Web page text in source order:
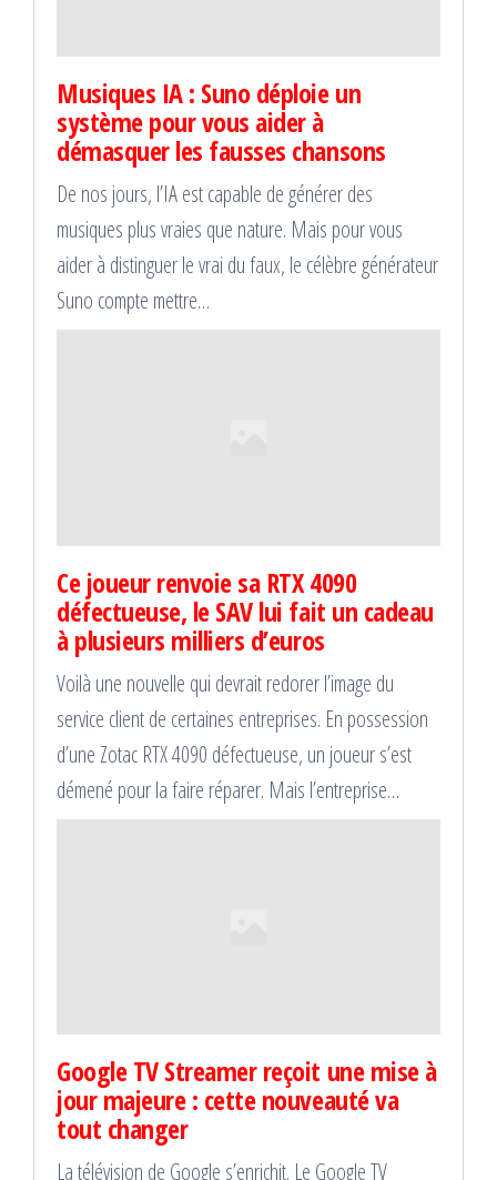
Musiques IA : Suno déploie un
système pour vous aider à
démasquer les fausses chansons
De nos jours, l’IA est capable de générer des
musiques plus vraies que nature. Mais pour vous
aider à distinguer le vrai du faux, le célèbre générateur
Suno compte mettre…
Ce joueur renvoie sa RTX 4090
défectueuse, le SAV lui fait un cadeau
à plusieurs milliers d’euros
Voilà une nouvelle qui devrait redorer l’image du
service client de certaines entreprises. En possession
d’une Zotac RTX 4090 défectueuse, un joueur s’est
démené pour la faire réparer. Mais l’entreprise…
Google TV Streamer reçoit une mise à
jour majeure : cette nouveauté va
tout changer
La télévision de Google s’enrichit. Le Google TV